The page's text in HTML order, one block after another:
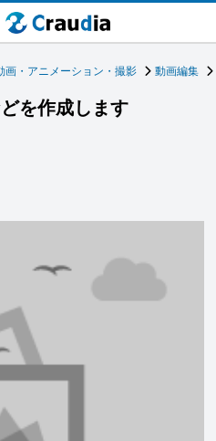
画・アニメーション・撮影 動画編集
を作成します